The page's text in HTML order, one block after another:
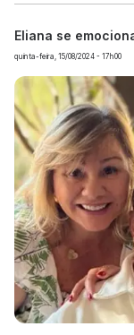
Eliana se
quinta-feira, 15/08/2024 - 17h00